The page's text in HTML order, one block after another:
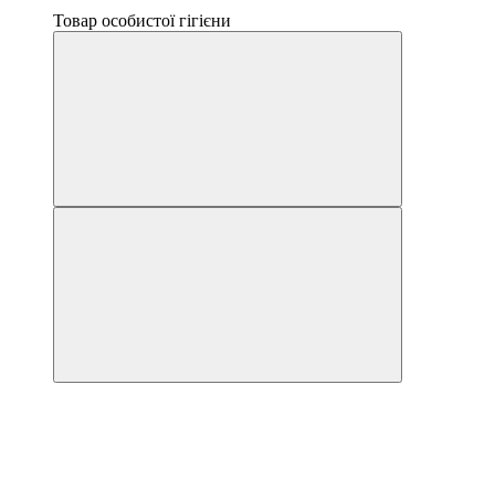
Товар особистої гігієни